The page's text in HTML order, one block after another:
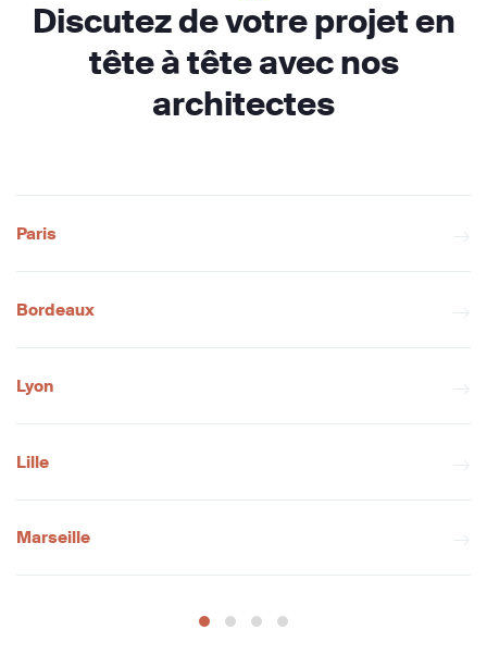
Discutez de votre projet en
tête à tête avec nos
architectes
Paris
Bordeaux
Lyon
Lille
Marseille